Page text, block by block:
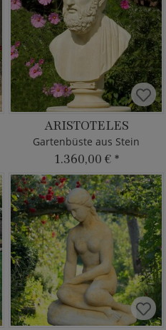
ARISTOTELES
Gartenbüste aus Stein
1.360,00 € *